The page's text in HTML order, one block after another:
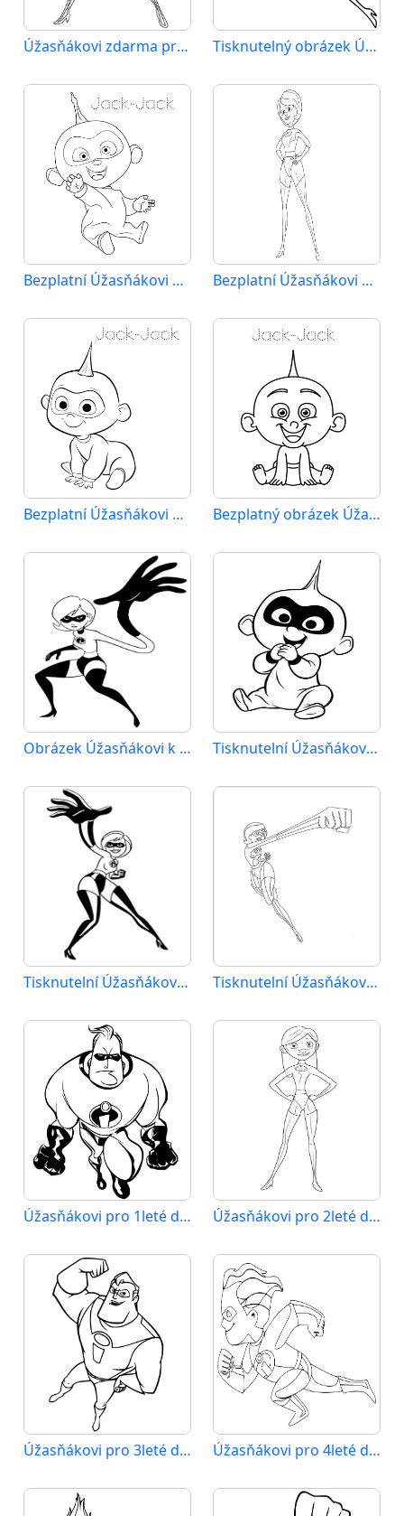
Úžasňákovi zdarma pro děti Tisknutelný obrázek Úžasňákovi
Bezplatní Úžasňákovi k tisku Bezplatní Úžasňákovi k vytisknutí
Bezplatní Úžasňákovi pro děti Bezplatný obrázek Úžasňákovi
Obrázek Úžasňákovi k vytištění Tisknutelní Úžasňákovi pro děti
Tisknutelní Úžasňákovi zadarmo Tisknutelní Úžasňákovi zdarma
Úžasňákovi pro 1leté děti Úžasňákovi pro 2leté děti
Úžasňákovi pro 3leté děti Úžasňákovi pro 4leté děti